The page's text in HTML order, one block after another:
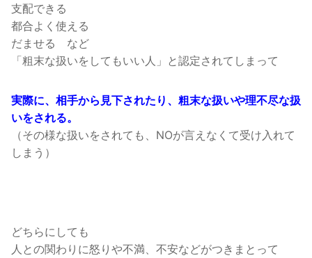
支配できる
都合よく使える
だませる など
「粗末な扱いをしてもいい人」と認定されてしまって
実際に、相手から見下されたり、粗末な扱いや理不尽な扱
いをされる。
（その様な扱いをされても、NOが言えなくて受け入れて
しまう）
どちらにしても
人との関わりに怒りや不満、不安などがつきまとって